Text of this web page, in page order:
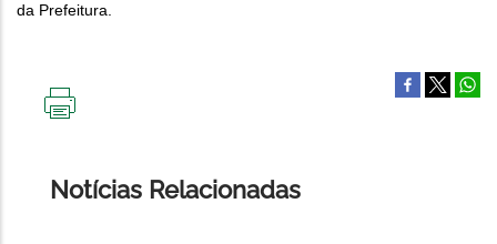
da Prefeitura.
Notícias Relacionadas